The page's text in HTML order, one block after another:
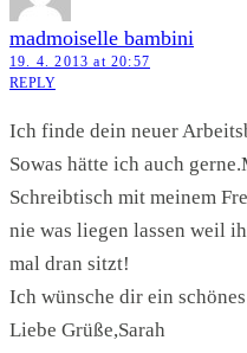
madmoiselle bambini
19. 4. 2013 at 20:57
REPLY
Ich finde dein neuer
Sowas hätte ich auch
Schreibtisch mit meinem
nie was liegen lassen weil
mal dran sitzt!
Ich wünsche dir ein
Liebe Grüße,Sarah